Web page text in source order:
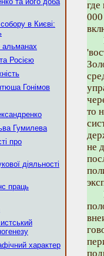
в Києві:
альманах
Росією
Гонімов
Гумилева
про
діяльності
праць
характер
то
не